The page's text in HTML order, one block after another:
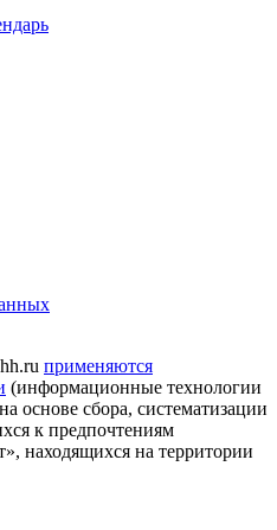
применяются
(информационные технологии
основе сбора, систематизации
к предпочтениям
находящихся на территории